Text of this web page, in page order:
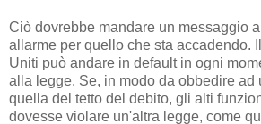
Ciò dovrebbe mandare un messaggio
allarme per quello che sta accadendo.
Uniti può andare in default in ogni
alla legge. Se, in modo da obbedire ad
quella del tetto del debito, gli alti
dovesse violare un'altra legge, come